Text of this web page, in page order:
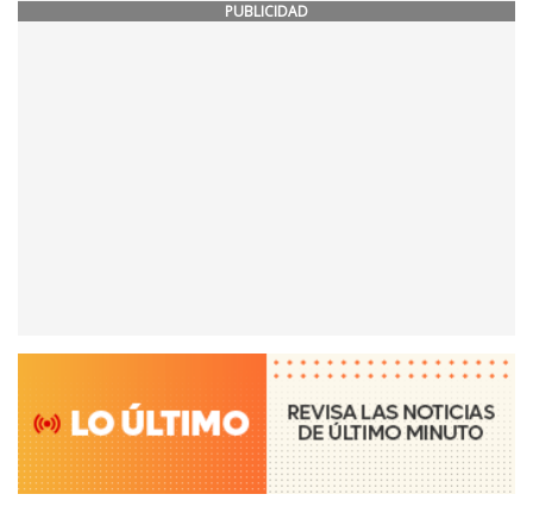
PUBLICIDAD